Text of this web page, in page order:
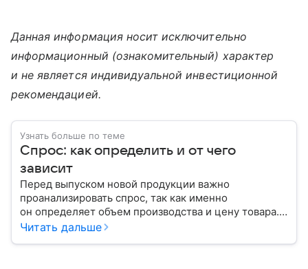
Данная информация носит исключительно
информационный (ознакомительный) характер
и не является индивидуальной инвестиционной
рекомендацией.
Узнать больше по теме
Спрос: как определить и от чего
зависит
Перед выпуском новой продукции важно
проанализировать спрос, так как именно
он определяет объем производства и цену товара.
С помощью эксперта расскажем, как рассчитать
Читать дальше